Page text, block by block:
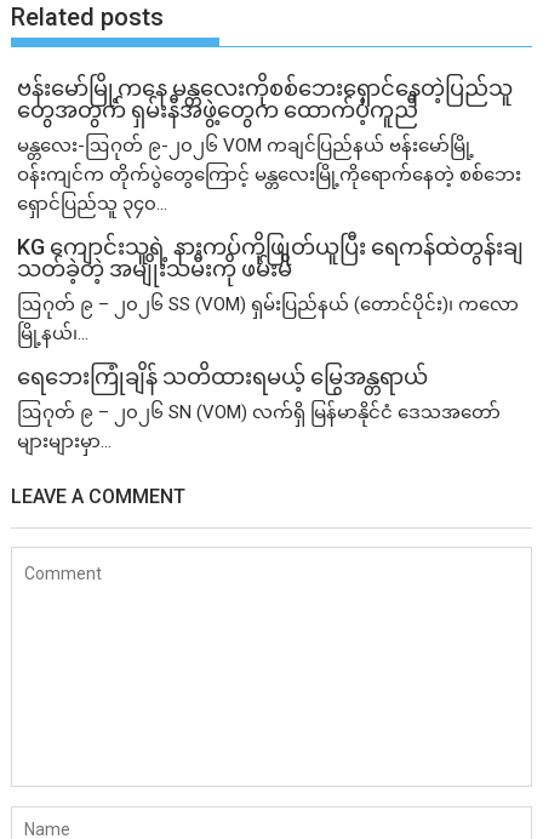
Related posts
ဗန်းမော်မြို့ကနေ မန္တလေးကိုစစ်ဘေးရှောင်နေတဲ့ပြည်သူ
တွေအတွက် ရှမ်းနီအဖွဲ့တွေက ထောက်ပံ့ကူညီ
မန္တလေး-ဩဂုတ် ၉-၂၀၂၆ VOM ကချင်ပြည်နယ် ဗန်းမော်မြို့
ဝန်းကျင်က တိုက်ပွဲတွေကြောင့် မန္တလေးမြို့ကိုရောက်နေတဲ့ စစ်ဘေး
ရှောင်ပြည်သူ ၃၄၀...
KG ကျောင်းသူရဲ့ နားကပ်ကိုဖြုတ်ယူပြီး ရေကန်ထဲတွန်းချ
သတ်ခဲ့တဲ့ အမျိုးသမီးကို ဖမ်းမိ
ဩဂုတ် ၉ – ၂၀၂၆ SS (VOM) ရှမ်းပြည်နယ် (တောင်ပိုင်း)၊ ကလော
မြို့နယ်၊...
ရေဘေးကြုံချိန် သတိထားရမယ့် မြွေအန္တရာယ်
ဩဂုတ် ၉ – ၂၀၂၆ SN (VOM) လက်ရှိ မြန်မာနိုင်ငံ ဒေသအတော်
များများမှာ...
LEAVE A COMMENT